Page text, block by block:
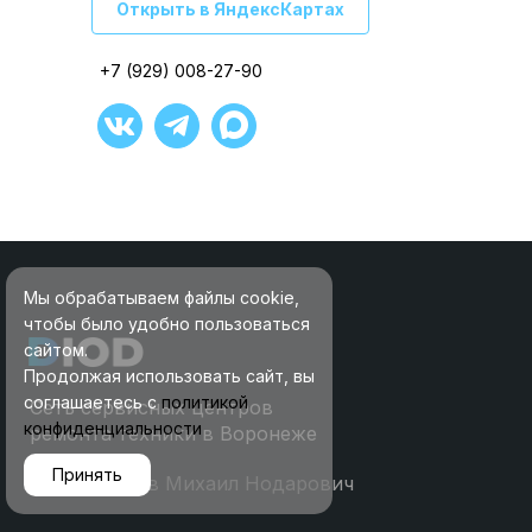
Открыть в ЯндексКартах
+7 (929) 008-27-90
+7 (929) 008-27-90
+7 (929) 008-27-90
+7 (929) 008-27-90
+7 (929) 008-27-90
Сеть сервисных центров
ремонта техники в Воронеже
ИП Воробьев Михаил Нодарович
Мы обрабатываем файлы cookie,
чтобы было удобно пользоваться
сайтом.
Продолжая использовать сайт, вы
соглашаетесь сполитикой
конфиденциальности
Принять